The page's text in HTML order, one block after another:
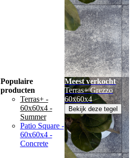
Populaire
producten
Terras+ -
60x60x4 -
Summer
Patio Square -
60x60x4 -
Concrete
Meest verkocht
Terras+ Grezzo
60x60x4
Bekijk deze tegel